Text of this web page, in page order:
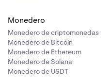
Monedero
Monedero de criptomonedas
Monedero de Bitcoin
Monedero de Ethereum
Monedero de Solana
Monedero de USDT